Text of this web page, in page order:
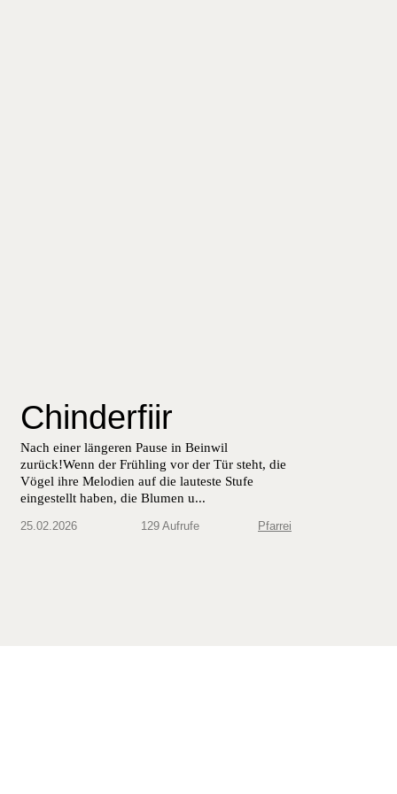
Chinderfiir
Nach ein­er län­geren Pause in Bein­wil
zurück!Wenn der Früh­ling vor der Tür ste­ht, die
Vögel ihre Melo­di­en auf die lauteste Stufe
eingestellt haben, die Blu­men u...
25.02.2026 129 Aufrufe Pfarrei